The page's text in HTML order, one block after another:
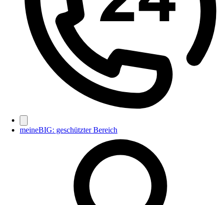
meineBIG: geschützter Bereich